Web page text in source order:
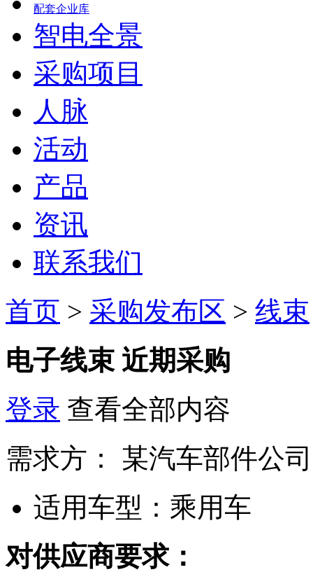
配套企业库
智电全景
采购项目
人脉
活动
产品
资讯
联系我们
首页 > 采购发布区 > 线束
电子线束 近期采购
登录 查看全部内容
需求方：
某汽车部件公司
适用车型： 乘用车
对供应商要求：